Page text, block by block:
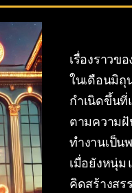
เรื่องราวข
ในเดือนมิถุ
กำเนิดขึ้นที่
ตามความฝั
ทำงานเป็น
เมื่อยังหนุ่ม
คิดสร้างสร